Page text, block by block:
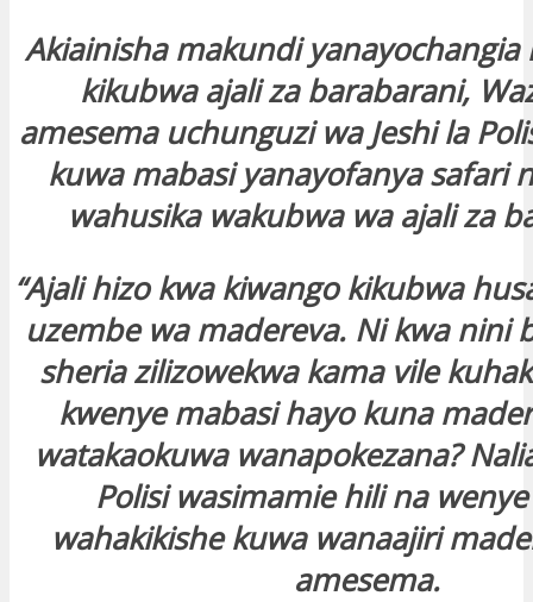
Akiainisha makundi yanayochangia
kikubwa ajali za barabarani,
amesema uchunguzi wa Jeshi la
kuwa mabasi yanayofanya safari
wahusika wakubwa wa ajali za
“Ajali hizo kwa kiwango kikubwa
uzembe wa madereva. Ni kwa nini
sheria zilizowekwa kama vile
kwenye mabasi hayo kuna
watakaokuwa wanapokezana?
Polisi wasimamie hili na
wahakikishe kuwa wanaajiri
amesema.